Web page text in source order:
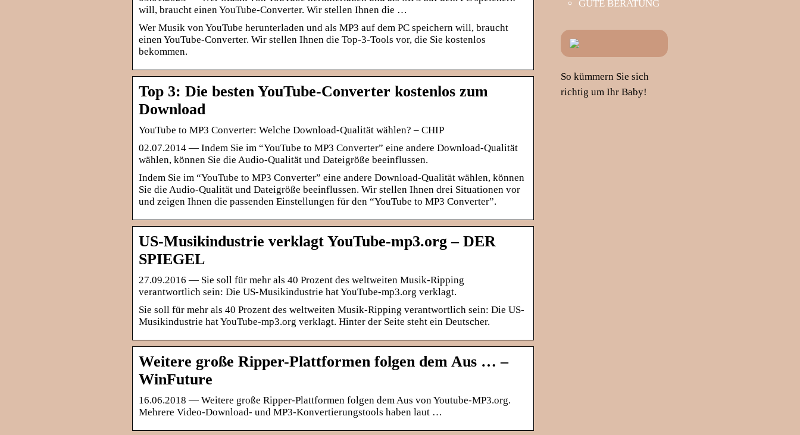
will, braucht einen YouTube-Converter. Wir stellen Ihnen die …
Wer Musik von YouTube herunterladen und als MP3 auf dem PC speichern will, braucht
einen YouTube-Converter. Wir stellen Ihnen die Top-3-Tools vor, die Sie kostenlos
bekommen.
Top 3: Die besten YouTube-Converter kostenlos zum
Download
YouTube to MP3 Converter: Welche Download-Qualität wählen? – CHIP
02.07.2014 — Indem Sie im “YouTube to MP3 Converter” eine andere Download-Qualität
wählen, können Sie die Audio-Qualität und Dateigröße beeinflussen.
Indem Sie im “YouTube to MP3 Converter” eine andere Download-Qualität wählen, können
Sie die Audio-Qualität und Dateigröße beeinflussen. Wir stellen Ihnen drei Situationen vor
und zeigen Ihnen die passenden Einstellungen für den “YouTube to MP3 Converter”.
US-Musikindustrie verklagt YouTube-mp3.org – DER
SPIEGEL
27.09.2016 — Sie soll für mehr als 40 Prozent des weltweiten Musik-Ripping
verantwortlich sein: Die US-Musikindustrie hat YouTube-mp3.org verklagt.
Sie soll für mehr als 40 Prozent des weltweiten Musik-Ripping verantwortlich sein: Die US-
Musikindustrie hat YouTube-mp3.org verklagt. Hinter der Seite steht ein Deutscher.
Weitere große Ripper-Plattformen folgen dem Aus … –
WinFuture
16.06.2018 — Weitere große Ripper-Plattformen folgen dem Aus von Youtube-MP3.org.
Mehrere Video-Download- und MP3-Konvertierungstools haben laut …
GUTE BERATUNG
So kümmern Sie sich
richtig um Ihr Baby!